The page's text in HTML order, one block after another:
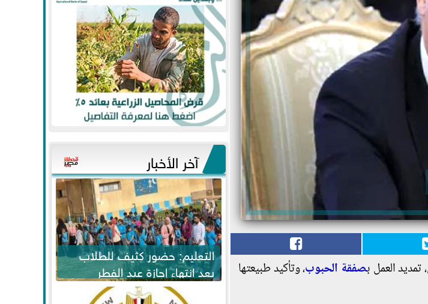
صفقة الحبوب، وتأكيد طبيعتها
آخر الأخبار
التعليم: حضور كثيف للطلاب
بعد انتهاء إجازة عيد الفطر
لاستكمال المناهج